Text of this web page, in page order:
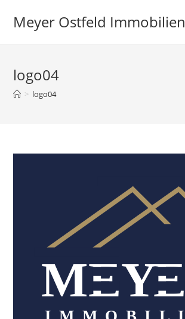
InhaltMeyer Ostfeld Immobilien
logo04
> logo04